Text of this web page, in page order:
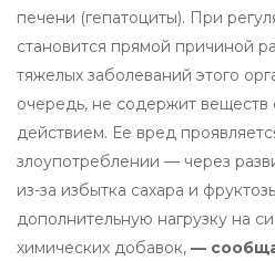
печени (гепатоциты). При
становится прямой причиной
тяжелых заболеваний этого
очередь, не содержит веществ
действием. Ее вред
злоупотреблении — через
из-за избытка сахара и
дополнительную нагрузку на
химических добавок, —